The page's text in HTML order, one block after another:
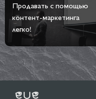
Продавать с помощью
контент-маркетинга
легко!